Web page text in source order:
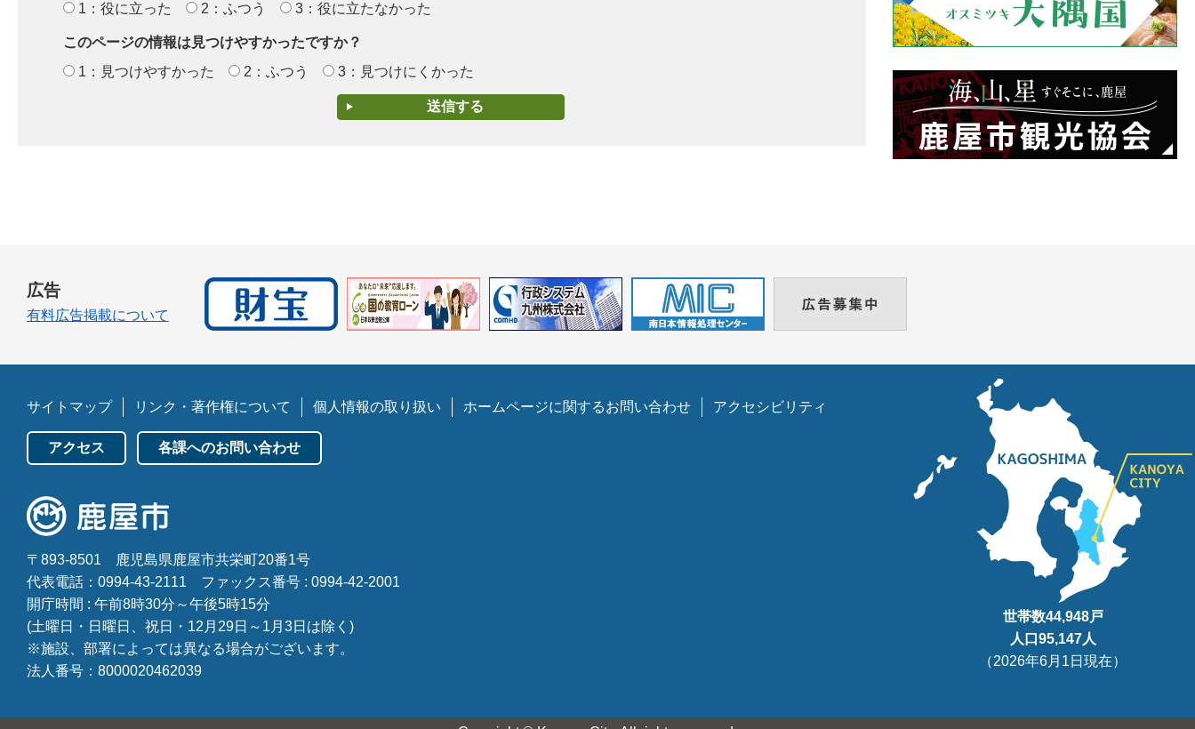
1：役に立った
2：ふつう 3：役に立たなかった
このページの情報は見つけやすかったですか？
1：見つけやすかった
2：ふつう 3：見つけにくかった
広告
有料広告掲載について
サイトマップ リンク・著作権について 個人情報の取り扱い ホームページに関するお問い合わせ アクセシビリティ
アクセス 各課へのお問い合わせ
〒893-8501
鹿児島県鹿屋市共栄町20番1号
代表電話：0994-43-2111
ファックス番号 : 0994-42-2001
開庁時間 : 午前8時30分～午後5時15分
(土曜日・日曜日、祝日・12月29日～1月3日は除く)
※施設、部署によっては異なる場合がございます。
法人番号：8000020462039
世帯数44,948戸
人口95,147人
（2026年6月1日現在）